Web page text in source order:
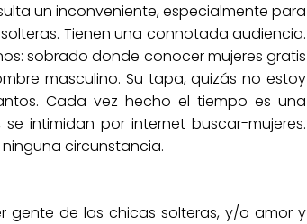
un inconveniente, especialmente para
Tienen una connotada audiencia.
sobrado donde conocer mujeres gratis
masculino. Su tapa, quizás no estoy
Cada vez hecho el tiempo es una
intimidan por internet buscar-mujeres.
circunstancia.
gente de las chicas solteras, y/o amor y